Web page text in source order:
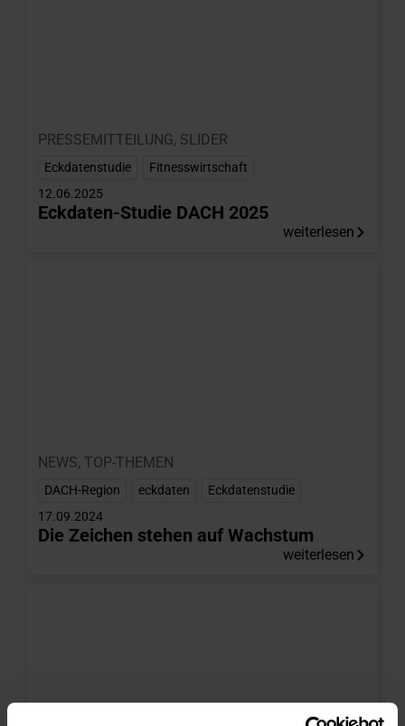
PRESSEMITTEILUNG, SLIDER
Eckdatenstudie
Fitnesswirtschaft
12.06.2025
Eckdaten-Studie DACH 2025
weiterlesen
NEWS, TOP-THEMEN
DACH-Region eckdaten
Eckdatenstudie
17.09.2024
Die Zeichen stehen auf Wachstum
weiterlesen